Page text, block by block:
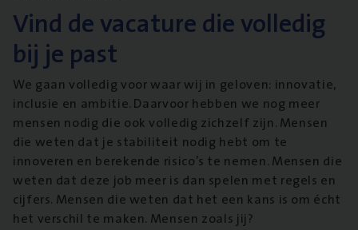
Vind de vacature die volledig
bij je past
We gaan volledig voor waar wij in geloven: innovatie,
inclusie en ambitie. Daarvoor hebben we nog meer
mensen nodig die ook volledig zichzelf zijn. Mensen
die weten dat je stabiliteit nodig hebt om te
innoveren en berekende risico’s te nemen. Mensen die
weten dat deze job meer is dan spelen met regels en
cijfers. Mensen die weten dat het een kans is om écht
het verschil te maken. Mensen zoals jij?